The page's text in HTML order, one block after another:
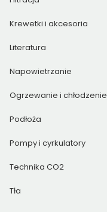
Krewetki i akcesoria
Literatura
Napowietrzanie
Ogrzewanie i chłodzenie
Podłoża
Pompy i cyrkulatory
Technika CO2
Tła